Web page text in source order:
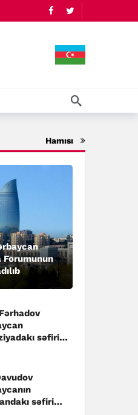
Hamısı
səfiri
səfiri